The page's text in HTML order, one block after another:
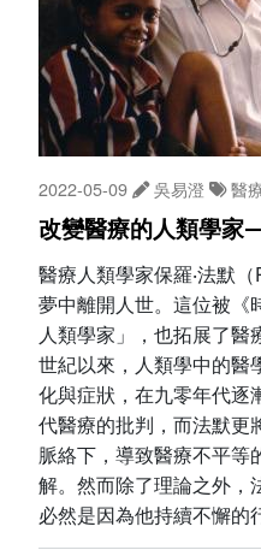
2022-05-09 吳易澄 醫
改變醫療的人類學家
醫療人類學家保羅‧法默
夢中離開人世。這位被《
人類學家」，也拓展了
世紀以來，人類學中的醫
化與症狀，在九零年代逐
代醫療的批判，而法默更
脈絡下，導致醫療不平等
解。然而除了理論之外，
必然是因為他持續不懈的